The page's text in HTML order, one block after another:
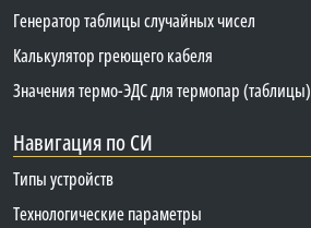
Генератор таблицы случайных чисел
Калькулятор греющего кабеля
Значения термо-ЭДС для термопар (таблицы)
Навигация по СИ
Типы устройств
Технологические параметры